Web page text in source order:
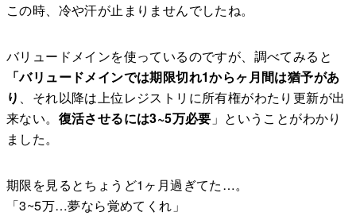
この時、冷や汗が止まりませんでしたね。
バリュードメインを使っているのですが、調べてみると
「バリュードメインでは期限切れ1からヶ月間は猶予があ
り 、それ以降は上位レジストリに所有権がわたり更新が出
来ない。 復活させるには3~5万必要 」ということがわかり
ました。
期限を見るとちょうど1ヶ月過ぎてた…。
「3~5万…夢なら覚めてくれ」